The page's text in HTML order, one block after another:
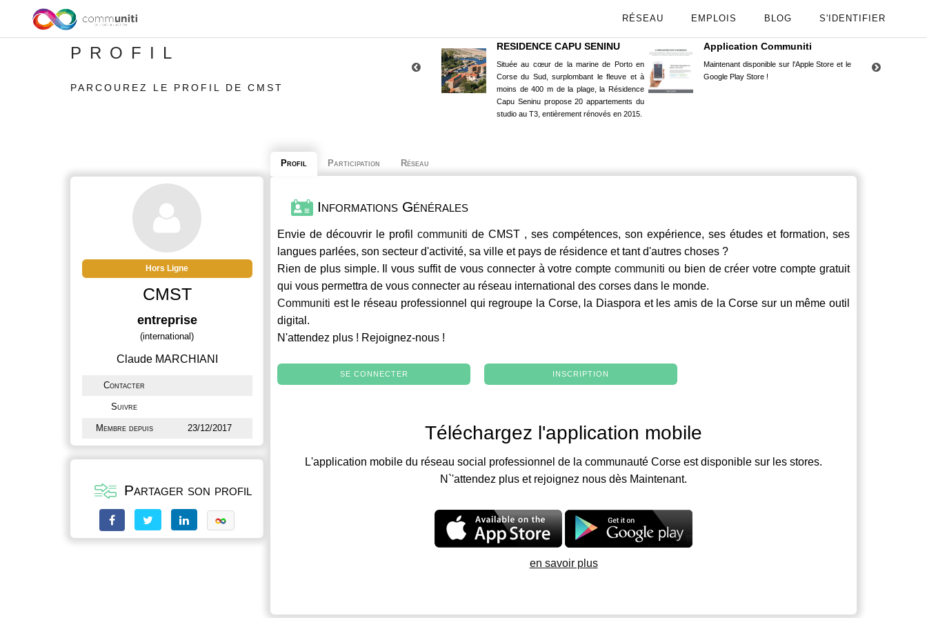
RÉSEAU EMPLOIS BLOG S'IDENTIFIER
PROFIL
PARCOUREZ LE PROFIL DE CMST
RESIDENCE CAPU SENINU
Située au cœur de la marine de Porto en
Corse du Sud, surplombant le fleuve et à
moins de 400 m de la plage, la Résidence
Capu Seninu propose 20 appartements du
studio au T3, entièrement rénovés en 2015.
Application Communiti
Maintenant disponible sur l'Apple Store et le
Google Play Store !
Hors Ligne
CMST
entreprise
(international)
Claude MARCHIANI
Contacter
Suivre
Membre depuis 23/12/2017
Partager son profil
Profil Participation Réseau
Informations Générales
Envie de découvrir le profil communiti de CMST , ses compétences, son expérience, ses études et formation, ses
langues parlées, son secteur d'activité, sa ville et pays de résidence et tant d'autres choses ?
Rien de plus simple. Il vous suffit de vous connecter à votre comptecommuniti ou bien de créer votre compte gratuit
qui vous permettra de vous connecter au réseau international des corses dans le monde.
Communiti est le réseau professionnel qui regroupe la Corse, la Diaspora et les amis de la Corse sur un même outil
digital.
N'attendez plus ! Rejoignez-nous !
SE CONNECTER INSCRIPTION
Téléchargez l'application mobile
L'application mobile du réseau social professionnel de la communauté Corse est disponible sur les stores.
N`'attendez plus et rejoignez nous dès Maintenant.
en savoir plus